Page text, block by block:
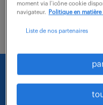
Nous faisons le
qui vous correspond
moment via l’icône cookie
navigateur.
Politique en
Liste de nos partenaires